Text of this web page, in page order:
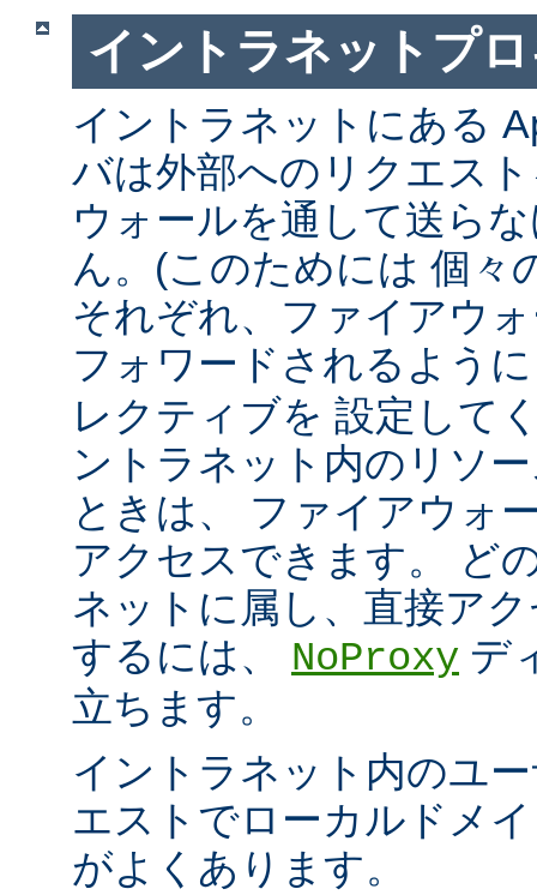
イントラネットプ
イントラネットにある
バは外部へのリクエス
ウォールを通して送ら
ん。(このためには 個々
それぞれ、ファイアウ
フォワードされるよう
レクティブを 設定して
ントラネット内のリソ
ときは、 ファイアウォ
アクセスできます。 ど
ネットに属し、直接ア
するには、 NoProxy デ
立ちます。
イントラネット内のユ
エストでローカルドメ
がよくあります。